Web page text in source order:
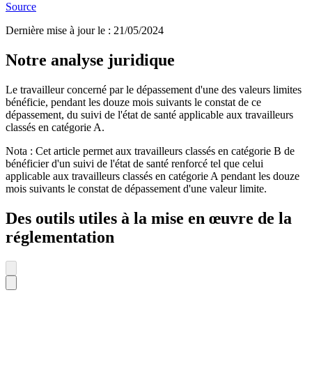
Source
Dernière mise à jour le : 21/05/2024
Notre analyse juridique
Le travailleur concerné par le dépassement d'une des valeurs limites
bénéficie, pendant les douze mois suivants le constat de ce
dépassement, du suivi de l'état de santé applicable aux travailleurs
classés en catégorie A.
Nota : Cet article permet aux travailleurs classés en catégorie B de
bénéficier d'un suivi de l'état de santé renforcé tel que celui
applicable aux travailleurs classés en catégorie A pendant les douze
mois suivants le constat de dépassement d'une valeur limite.
Des outils utiles à la mise en œuvre de la
réglementation